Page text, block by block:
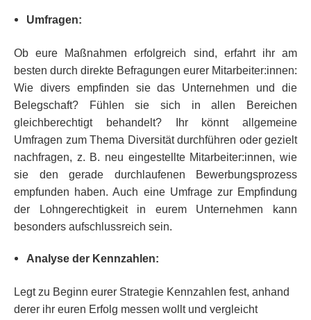
Umfragen:
Ob eure Maßnahmen erfolgreich sind, erfahrt ihr am
besten durch direkte Befragungen eurer Mitarbeiter:innen:
Wie divers empfinden sie das Unternehmen und die
Belegschaft? Fühlen sie sich in allen Bereichen
gleichberechtigt behandelt? Ihr könnt allgemeine
Umfragen zum Thema Diversität durchführen oder gezielt
nachfragen, z. B. neu eingestellte Mitarbeiter:innen, wie
sie den gerade durchlaufenen Bewerbungsprozess
empfunden haben. Auch eine Umfrage zur Empfindung
der Lohngerechtigkeit in eurem Unternehmen kann
besonders aufschlussreich sein.
Analyse der Kennzahlen:
Legt zu Beginn eurer Strategie Kennzahlen fest, anhand
derer ihr euren Erfolg messen wollt und vergleicht